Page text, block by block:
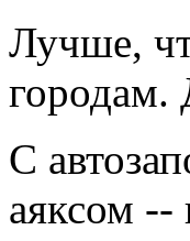
Лучше,
городам.
С
аяксом --